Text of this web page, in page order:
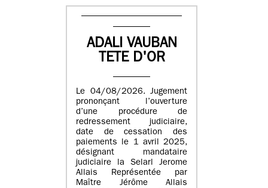
ADALI VAUBAN
TETE D'OR
Le 04/08/2026. Jugement
prononçant l’ouverture
d’une procédure de
redressement judiciaire,
date de cessation des
paiements le 1 avril 2025,
désignant mandataire
judiciaire la Selarl Jerome
Allais Représentée par
Maître Jérôme Allais